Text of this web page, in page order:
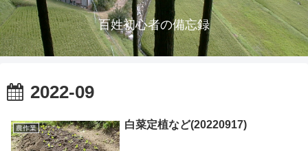
百姓初心者の備忘録
2022-09
農作業 白菜定植など(20220917)